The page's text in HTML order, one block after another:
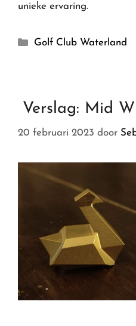
unieke ervaring.
Golf Club Waterland
Verslag: Mid
20 februari 2023 door